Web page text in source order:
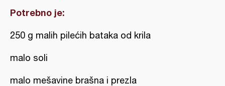
Potrebno je:
250 g malih pilećih bataka od krila
malo soli
malo mešavine brašna i prezla